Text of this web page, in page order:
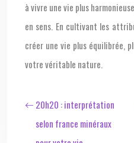
à vivre une vie plus
en sens. En cultivant les
créer une vie plus équilibrée,
votre véritable nature.
20h20 : interprétation
selon france minéraux